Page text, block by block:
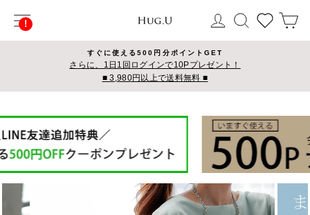
ス
プ
サイトナビゲーション ログイン
検索
すぐに使える500円分ポイントGET
さらに、1日1回ログインで10Pプレゼント！
■ 3,980円以上で送料無料 ■